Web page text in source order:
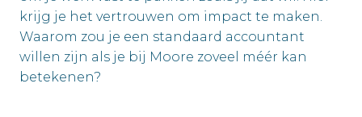
krijg je het vertrouwen om impact te maken.
Waarom zou je een standaard accountant
willen zijn als je bij Moore zoveel méér kan
betekenen?